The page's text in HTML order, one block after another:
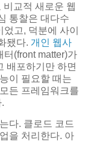
교적 새로운 웹
통찰은 대다수
고, 덕분에 사이
됐다. 개인 웹사
터(front matter)가
배포하기만 하면
이 필요할 때는
든 프레임워크를
다. 클로드 코드
을 처리한다. 아